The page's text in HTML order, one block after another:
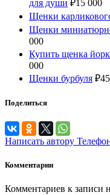
для души ₽15 000
Щенки
Щенки
000
Купить щенка
000
Щенки бурбуля ₽
Поделиться
Написать автору
Комментарии
Комментариев к записи